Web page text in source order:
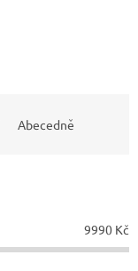
Abecedně
9990 Kč